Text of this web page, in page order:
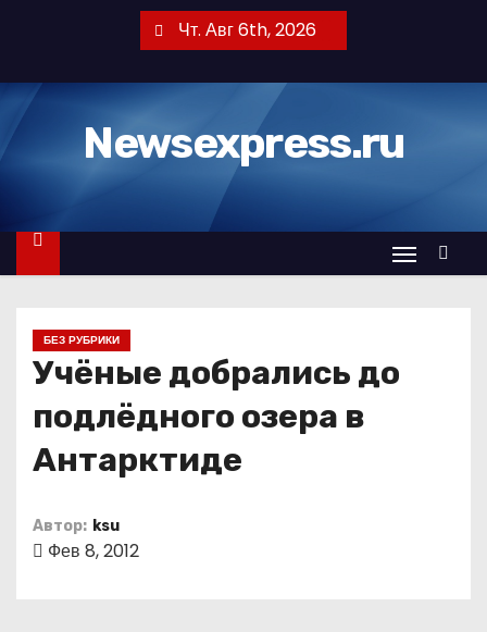
т
к
Чт. Авг 6th, 2026
Newsexpress.ru
БЕЗ РУБРИКИ
Учёные добрались до
подлёдного озера в
Антарктиде
Автор: ksu
Фев 8, 2012